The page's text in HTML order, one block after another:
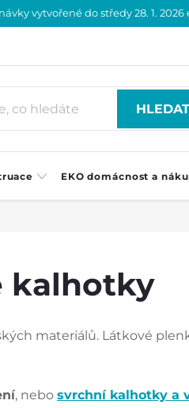
vytvořené do středy 28. 1. 2026
HLEDAT
EKO domácnost a
kalhotky
materiálů. Látkové
, nebo svrchní kalhotky a